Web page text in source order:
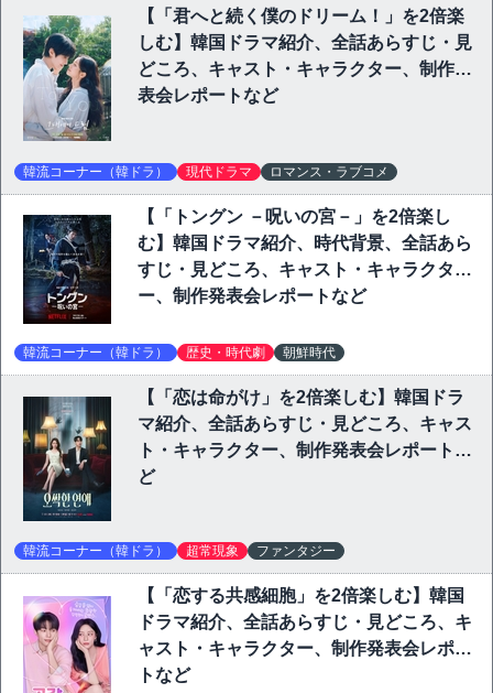
【「君へと続く僕のドリーム！」を2倍楽
しむ】韓国ドラマ紹介、全話あらすじ・見
どころ、キャスト・キャラクター、制作発
表会レポートなど
韓流コーナー（韓ドラ） 現代ドラマ ロマンス・ラブコメ
【「トングン －呪いの宮－」を2倍楽し
む】韓国ドラマ紹介、時代背景、全話あら
すじ・見どころ、キャスト・キャラクタ
ー、制作発表会レポートなど
韓流コーナー（韓ドラ） 歴史・時代劇 朝鮮時代
【「恋は命がけ」を2倍楽しむ】韓国ドラ
マ紹介、全話あらすじ・見どころ、キャス
ト・キャラクター、制作発表会レポートな
ど
韓流コーナー（韓ドラ） 超常現象 ファンタジー
【「恋する共感細胞」を2倍楽しむ】韓国
ドラマ紹介、全話あらすじ・見どころ、キ
ャスト・キャラクター、制作発表会レポー
トなど